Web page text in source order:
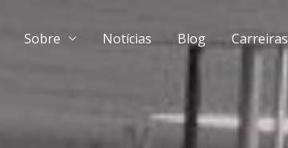
Sobre Notícias Blog Carreiras